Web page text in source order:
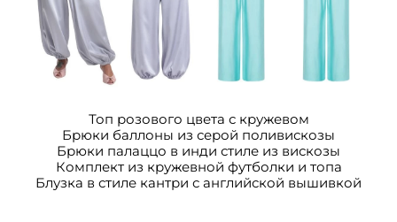
Топ розового цвета с кружевом
Брюки баллоны из серой поливискозы
Брюки палаццо в инди стиле из вискозы
Комплект из кружевной футболки и топа
Блузка в стиле кантри с английской вышивкой